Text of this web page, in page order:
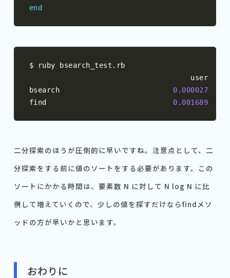
end
$ ruby bsearch_test . rb
user
bsearch 0.000027
find 0.001689
二分探索のほうが圧倒的に早いですね。注意点として、二
分探索をする前に値のソートをする必要があります。この
ソートにかかる時間は、要素数 N に対して N log N に比
例して増えていくので、少しの値を探すだけならfindメソ
ッドの方が早いかと思います。
おわりに